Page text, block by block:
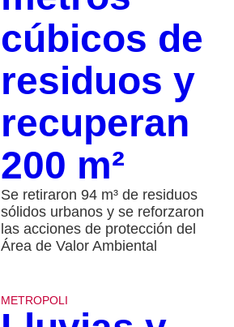
cúbicos de
residuos y
recuperan
200 m²
Se retiraron 94 m³ de residuos
sólidos urbanos y se reforzaron
las acciones de protección del
Área de Valor Ambiental
METROPOLI